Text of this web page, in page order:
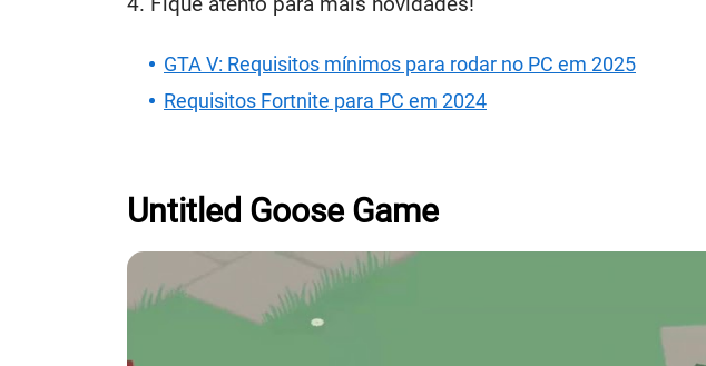
GTA V: Requisitos mínimos para rodar no PC em 2025
Requisitos Fortnite para PC em 2024
Untitled Goose Game